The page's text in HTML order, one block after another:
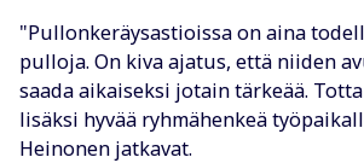
"Pullonkeräysastioissa on aina
pulloja. On kiva ajatus, että niiden
saada aikaiseksi jotain tärkeää.
lisäksi hyvää ryhmähenkeä
Heinonen jatkavat.